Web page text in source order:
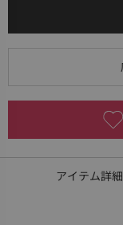
アイテム詳細